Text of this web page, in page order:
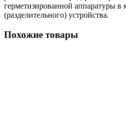
герметизированной аппаратуры в
(разделительного) устройства.
Похожие товары